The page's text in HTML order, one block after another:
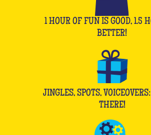
1 HOUR OF FUN IS GOOD, 1.5
BETTER!
JINGLES, SPOTS,
THERE!